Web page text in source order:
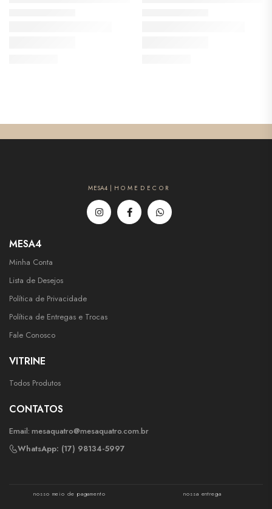
MESA4 | H O M E D E C O R
MESA4
Minha Conta
Lista de Desejos
Política de Privacidade
Política de Entregas e Trocas
Fale Conosco
VITRINE
Todos Produtos
CONTATOS
Email: mesaquatro@mesaquatro.com.br
WhatsApp: (17) 98134-5997
nosso meio de pagamento nossa entrega